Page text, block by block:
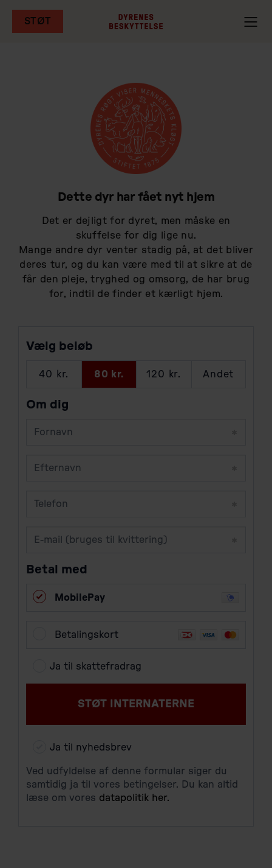
STØT
Dette dyr har fået nyt hjem
Det er dejligt for dyret, men måske en
skuffelse for dig lige nu.
Mange andre dyr venter stadig på, at det bliver
deres tur, og du kan være med til at sikre at de
får den pleje, tryghed og omsorg, de har brug
for, indtil de finder et kærligt hjem.